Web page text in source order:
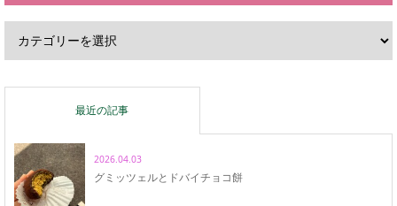
最近の記事
2026.04.03
グミッツェルとドバイチョコ餅